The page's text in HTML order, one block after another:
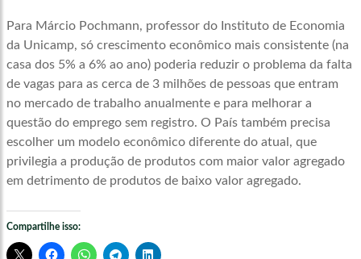
Para Márcio Pochmann, professor do Instituto de Economia
da Unicamp, só crescimento econômico mais consistente (na
casa dos 5% a 6% ao ano) poderia reduzir o problema da falta
de vagas para as cerca de 3 milhões de pessoas que entram
no mercado de trabalho anualmente e para melhorar a
questão do emprego sem registro. O País também precisa
escolher um modelo econômico diferente do atual, que
privilegia a produção de produtos com maior valor agregado
em detrimento de produtos de baixo valor agregado.
Compartilhe isso: